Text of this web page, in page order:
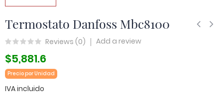
Termostato Danfoss Mbc8100
Reviews (0) Add a review
$5,881.6
Precio por Unidad
IVA incluido